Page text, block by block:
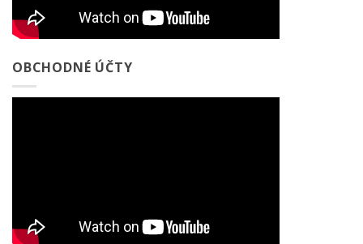
OBCHODNÉ ÚČTY